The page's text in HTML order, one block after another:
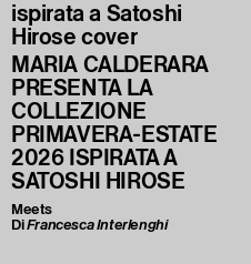
MARIA CALDERARA
PRESENTA LA
COLLEZIONE
PRIMAVERA-ESTATE
2026 ISPIRATA A
SATOSHI HIROSE
Meets
DiFrancesca Interlenghi